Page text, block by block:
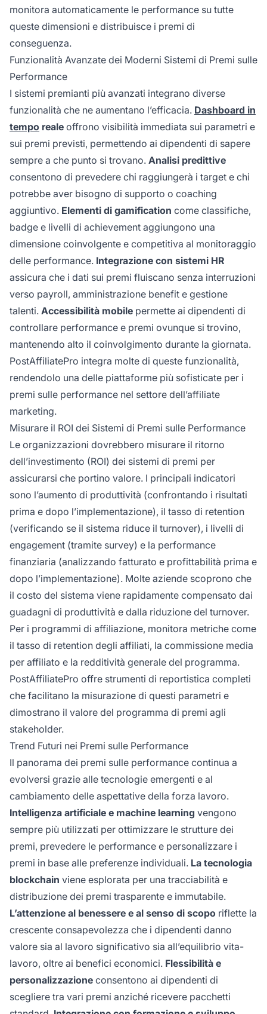
monitora automaticamente le performance su tutte
queste dimensioni e distribuisce i premi di
conseguenza.
Funzionalità Avanzate dei Moderni Sistemi di Premi sulle
Performance
I sistemi premianti più avanzati integrano diverse
funzionalità che ne aumentano l’efficacia. Dashboard in
tempo reale offrono visibilità immediata sui parametri e
sui premi previsti, permettendo ai dipendenti di sapere
sempre a che punto si trovano. Analisi predittive
consentono di prevedere chi raggiungerà i target e chi
potrebbe aver bisogno di supporto o coaching
aggiuntivo. Elementi di gamification come classifiche,
badge e livelli di achievement aggiungono una
dimensione coinvolgente e competitiva al monitoraggio
delle performance. Integrazione con sistemi HR
assicura che i dati sui premi fluiscano senza interruzioni
verso payroll, amministrazione benefit e gestione
talenti. Accessibilità mobile permette ai dipendenti di
controllare performance e premi ovunque si trovino,
mantenendo alto il coinvolgimento durante la giornata.
PostAffiliatePro integra molte di queste funzionalità,
rendendolo una delle piattaforme più sofisticate per i
premi sulle performance nel settore dell’affiliate
marketing.
Misurare il ROI dei Sistemi di Premi sulle Performance
Le organizzazioni dovrebbero misurare il ritorno
dell’investimento (ROI) dei sistemi di premi per
assicurarsi che portino valore. I principali indicatori
sono l’aumento di produttività (confrontando i risultati
prima e dopo l’implementazione), il tasso di retention
(verificando se il sistema riduce il turnover), i livelli di
engagement (tramite survey) e la performance
finanziaria (analizzando fatturato e profittabilità prima e
dopo l’implementazione). Molte aziende scoprono che
il costo del sistema viene rapidamente compensato dai
guadagni di produttività e dalla riduzione del turnover.
Per i programmi di affiliazione, monitora metriche come
il tasso di retention degli affiliati, la commissione media
per affiliato e la redditività generale del programma.
PostAffiliatePro offre strumenti di reportistica completi
che facilitano la misurazione di questi parametri e
dimostrano il valore del programma di premi agli
stakeholder.
Trend Futuri nei Premi sulle Performance
Il panorama dei premi sulle performance continua a
evolversi grazie alle tecnologie emergenti e al
cambiamento delle aspettative della forza lavoro.
Intelligenza artificiale e machine learning vengono
sempre più utilizzati per ottimizzare le strutture dei
premi, prevedere le performance e personalizzare i
premi in base alle preferenze individuali. La tecnologia
blockchain viene esplorata per una tracciabilità e
distribuzione dei premi trasparente e immutabile.
L’attenzione al benessere e al senso di scopo riflette la
crescente consapevolezza che i dipendenti danno
valore sia al lavoro significativo sia all’equilibrio vita-
lavoro, oltre ai benefici economici. Flessibilità e
personalizzazione consentono ai dipendenti di
scegliere tra vari premi anziché ricevere pacchetti